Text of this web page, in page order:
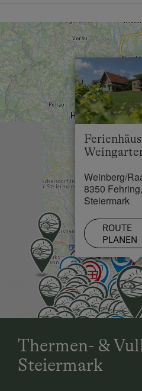
Restaurant in 0.5 km
Schwimmbad in 4 km
See / Teich in 10 km
Von Wien: A2 Südautobahn
links fahren,in
Söchau, von dort links nach
nach Hatzendorf, weiter
nach Weinberg/Raab
Von Graz: A2 Südautobahn
Richtung Feldbach,
Fehring, wieder Umfahrung
links nach Weinberg/Raab
Anfahrt mit dem Zug
Bahnhof Fehring, 3 km
Anfahrt mit dem Flugzeug
Flughafen Graz Thalerhof
Weinberg/
8350 Fehring,
Steiermark
ROUTE
PLANEN
Thermen- &
Steiermark